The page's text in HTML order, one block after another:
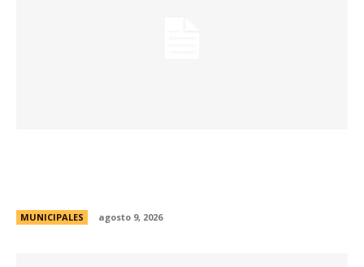
MUNICIPALES agosto 9, 2026